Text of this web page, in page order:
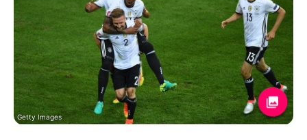
Filme & Serien
Lifestyle
Familie & Liebe
Promiflash Exklusiv
Getty Images